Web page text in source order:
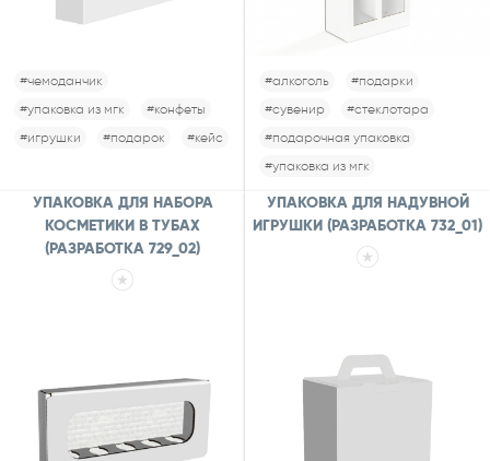
#чемоданчик
#упаковка из мгк
#конфеты
#игрушки
#подарок #кейс
#алкоголь
#подарки
#сувенир
#стеклотара
#подарочная упаковка
#упаковка из мгк
УПАКОВКА ДЛЯ НАБОРА
КОСМЕТИКИ В ТУБАХ
(РАЗРАБОТКА 729_02)
УПАКОВКА ДЛЯ НАДУВНОЙ
ИГРУШКИ (РАЗРАБОТКА 732_01)